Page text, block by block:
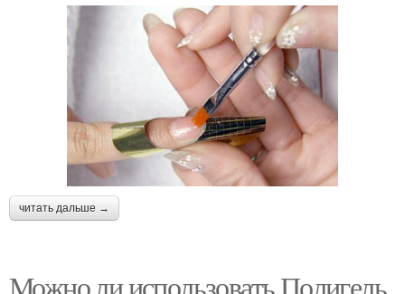
читать дальше →
Можно ли использовать Полигель